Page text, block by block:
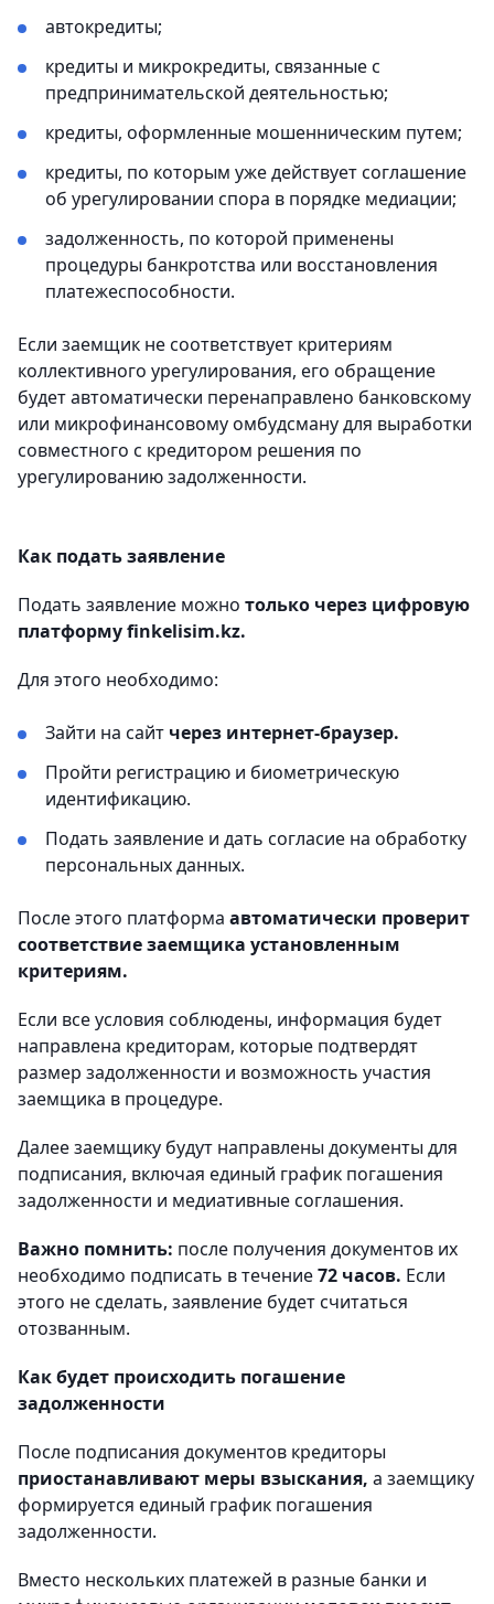
автокредиты;
кредиты и микрокредиты, связанные с
предпринимательской деятельностью;
кредиты, оформленные мошенническим путем;
кредиты, по которым уже действует соглашение
об урегулировании спора в порядке медиации;
задолженность, по которой применены
процедуры банкротства или восстановления
платежеспособности.
Если заемщик не соответствует критериям
коллективного урегулирования, его обращение
будет автоматически перенаправлено банковскому
или микрофинансовому омбудсману для выработки
совместного с кредитором решения по
урегулированию задолженности.
Как подать заявление
Подать заявление можно только через цифровую
платформу finkelisim.kz.
Для этого необходимо:
Зайти на сайт через интернет-браузер.
Пройти регистрацию и биометрическую
идентификацию.
Подать заявление и дать согласие на обработку
персональных данных.
После этого платформа автоматически проверит
соответствие заемщика установленным
критериям.
Если все условия соблюдены, информация будет
направлена кредиторам, которые подтвердят
размер задолженности и возможность участия
заемщика в процедуре.
Далее заемщику будут направлены документы для
подписания, включая единый график погашения
задолженности и медиативные соглашения.
Важно помнить: после получения документов их
необходимо подписать в течение72 часов. Если
этого не сделать, заявление будет считаться
отозванным.
Как будет происходить погашение
задолженности
После подписания документов кредиторы
приостанавливают меры взыскания, а заемщику
формируется единый график погашения
задолженности.
Вместо нескольких платежей в разные банки и